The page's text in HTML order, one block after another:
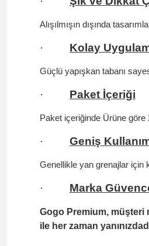
Alışılmışın dışında
· Kolay
Güçlü yapışkan tabanı
· Paket İçeriği
Paket içeriğinde Ürüne göre
· Geniş
Genellikle yan grenajlar için
· Marka
Gogo Premium, müşteri
ile her zaman